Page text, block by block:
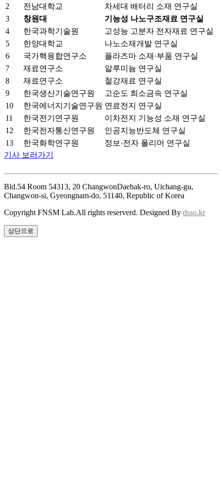
2
전남대학교
차세대 배터리 소재 연구실
3
창원대
기능성 나노구조재료 연구실
4
한국과학기술원
고성능 고분자 전자재료 연구실
5
한양대학교
나노소재개발 연구실
6
국가핵융합연구소
플라즈마 소재·부품 연구실
7
재료연구소
알루미늄 연구실
8
재료연구소
철강재료 연구실
9
한국생산기술연구원
고순도 희소금속 연구실
10
한국에너지기술연구원 연료전지 연구실
11
한국전기연구원
이차전지 기능성 소재 연구실
12
한국전자통신연구원
인공지능반도체 연구실
13
한국화학연구원
정보·전자 폴리머 연구실
기사 보러가기
Bld.54 Room 54313, 20 ChangwonDaehak-ro, Uichang-gu,
Changwon-si, Gyeongnam-do, 51140, Republic of Korea
Copyright FNSM Lab.All rights reserverd. Designed By dsso.kr
상단으로